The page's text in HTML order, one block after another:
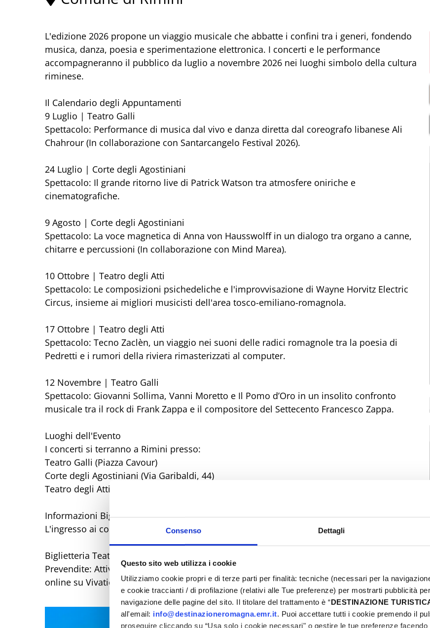
Consenso Dettagli
Questo sito web utilizza i cookie
Utilizziamo cookie propri e di terze parti per finalità: tecniche (necessari per la
e cookie traccianti / di profilazione (relativi alle Tue preferenze) per mostrarti pubblicità
navigazione delle pagine del sito. Il titolare del trattamento è “DESTINAZIONE
all'email: info@destinazioneromagna.emr.it. Puoi accettare tutti i cookie premendo il
proseguire cliccando su “Usa solo i cookie necessari" o gestire le tue preferenze facendo
L'edizione 2026 propone un viaggio musicale che abbatte i confini tra i generi, fondendo
musica, danza, poesia e sperimentazione elettronica. I concerti e le performance
accompagneranno il pubblico da luglio a novembre 2026 nei luoghi simbolo della cultura
riminese.
Il Calendario degli Appuntamenti
9 Luglio | Teatro Galli
Spettacolo: Performance di musica dal vivo e danza diretta dal coreografo libanese Ali
Chahrour (In collaborazione con Santarcangelo Festival 2026).
24 Luglio | Corte degli Agostiniani
Spettacolo: Il grande ritorno live di Patrick Watson tra atmosfere oniriche e
cinematografiche.
9 Agosto | Corte degli Agostiniani
Spettacolo: La voce magnetica di Anna von Hausswolff in un dialogo tra organo a canne,
chitarre e percussioni (In collaborazione con Mind Marea).
10 Ottobre | Teatro degli Atti
Spettacolo: Le composizioni psichedeliche e l'improvvisazione di Wayne Horvitz Electric
Circus, insieme ai migliori musicisti dell'area tosco-emiliano-romagnola.
17 Ottobre | Teatro degli Atti
Spettacolo: Tecno Zaclèn, un viaggio nei suoni delle radici romagnole tra la poesia di
Pedretti e i rumori della riviera rimasterizzati al computer.
12 Novembre | Teatro Galli
Spettacolo: Giovanni Sollima, Vanni Moretto e Il Pomo d’Oro in un insolito confronto
musicale tra il rock di Frank Zappa e il compositore del Settecento Francesco Zappa.
Luoghi dell'Evento
I concerti si terranno a Rimini presso:
Teatro Galli (Piazza Cavour)
Corte degli Agostiniani (Via Garibaldi, 44)
Teatro degli Atti (Via Cairoli, 42)
Informazioni Biglietti e Prevendite
L'ingresso ai concerti è a pagamento.
Biglietteria Teatro Galli e Vivaticket
Prevendite: Attive per tutti i concerti (escluso il 9 luglio) presso la biglietteria del Teatro e
online su Vivaticket.
13
14 15 16 17 18
19
23
27
28 29 30 31 01
02